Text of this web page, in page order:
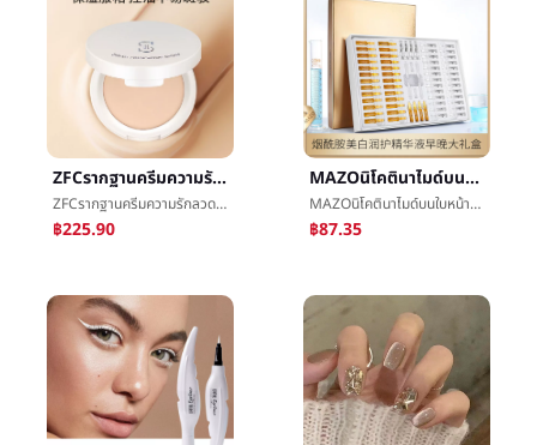
ZFCรากฐานครีมความรักลวดé®çครีมการควบคุมน้ำมันถือแต่งหน้ารากฐานbbน้ำค้างแข็งccน้ำค้างแข็งให้ความชุ่มชื้นเปลือยแต่งหน้ารากฐานæ¶²รากฐานน้ำค้างแข็ง
ZFCรากฐานครีมความรักลวดé®çครีมการควบคุมน้ำมันถือแต่งหน้ารากฐานbbน้ำค้างแข็งccน้ำค้างแข็งให้ความชุ่มชื้นเปลือยแต่งหน้ารากฐานæ¶²รากฐานน้ำค้างแข็ง
฿225.90
MAZOนิโคตินาไมด์บนใบหน้าแก่นแท้ไม่ช้าก็เร็วบรรจุกล่องการเสริมกำลังให้ความชุ่มชื้นความงามปลอดภัยขวดผลิตภัณฑ์ดูแลผิวตั้งขายส่ง
MAZOนิโคตินาไมด์บนใบหน้าแก่นแท้ไม่ช้าก็เร็วบรรจุกล่องการเสริมกำลังให้ความชุ่มชื้นความงามปลอดภัยขวดผลิตภัณฑ์ดูแลผิวตั้งขายส่ง
฿87.35